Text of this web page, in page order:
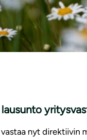
nyt direktiivin